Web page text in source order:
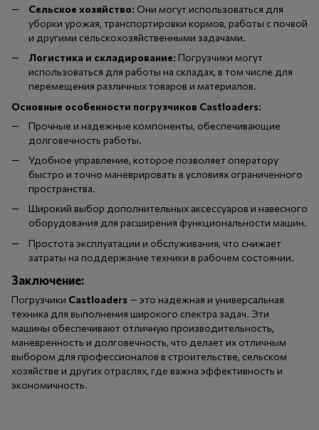
Сельское хозяйство: Они могут использоваться для
уборки урожая, транспортировки кормов, работы с почвой
и другими сельскохозяйственными задачами.
Логистика и складирование: Погрузчики могут
использоваться для работы на складах, в том числе для
перемещения различных товаров и материалов.
Основные особенности погрузчиков Castloaders:
Прочные и надежные компоненты, обеспечивающие
долговечность работы.
Удобное управление, которое позволяет оператору
быстро и точно маневрировать в условиях ограниченного
пространства.
Широкий выбор дополнительных аксессуаров и навесного
оборудования для расширения функциональности машин.
Простота эксплуатации и обслуживания, что снижает
затраты на поддержание техники в рабочем состоянии.
Заключение:
Погрузчики Castloaders — это надежная и универсальная
техника для выполнения широкого спектра задач. Эти
машины обеспечивают отличную производительность,
маневренность и долговечность, что делает их отличным
выбором для профессионалов в строительстве, сельском
хозяйстве и других отраслях, где важна эффективность и
экономичность.